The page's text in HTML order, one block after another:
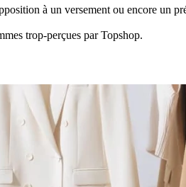
à un versement ou encore un
trop-perçues par Topshop.